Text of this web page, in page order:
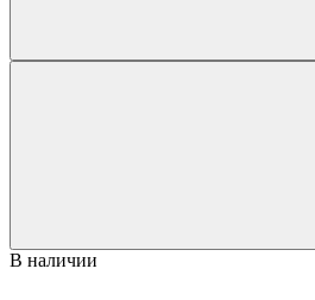
В наличии